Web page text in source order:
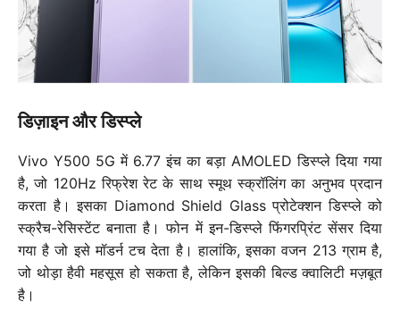
डिज़ाइन और डिस्प्ले
Vivo Y500 5G में 6.77 इंच का बड़ा AMOLED डिस्प्ले दिया गया
है, जो 120Hz रिफ्रेश रेट के साथ स्मूथ स्क्रॉलिंग का अनुभव प्रदान
करता है। इसका Diamond Shield Glass प्रोटेक्शन डिस्प्ले को
स्क्रैच-रेसिस्टेंट बनाता है। फोन में इन-डिस्प्ले फिंगरप्रिंट सेंसर दिया
गया है जो इसे मॉडर्न टच देता है। हालांकि, इसका वजन 213 ग्राम है,
जो थोड़ा हैवी महसूस हो सकता है, लेकिन इसकी बिल्ड क्वालिटी मज़बूत
है।